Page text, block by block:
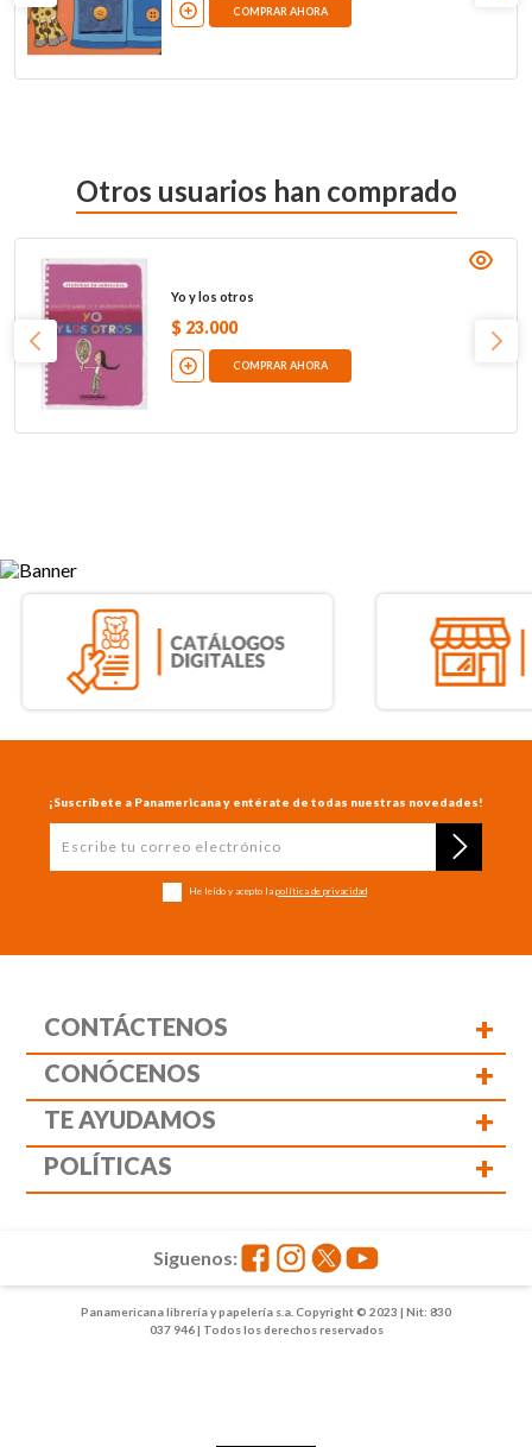
COMPRAR AHORA
Otros usuarios han comprado
Yo y los otros
$ 23.000
COMPRAR AHORA
¡Suscríbete a Panamericana y entérate de todas nuestras novedades!
He leído y acepto la política de privacidad
CONTÁCTENOS +
CONÓCENOS +
TE AYUDAMOS +
POLÍTICAS +
Panamericana librería y papelería s.a. Copyright © 2023 | Nit: 830
037 946 | Todos los derechos reservados
Siguenos: